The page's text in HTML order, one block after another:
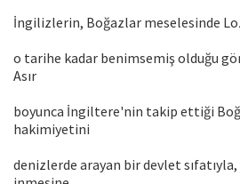
İngilizlerin, Boğazlar meselesinde
o tarihe kadar benimsemiş olduğu
Asır
boyunca İngiltere'nin takip ettiği
hakimiyetini
denizlerde arayan bir devlet